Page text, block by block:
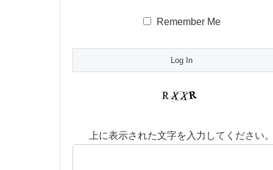
Remember Me
上に表示された文字を入力してください